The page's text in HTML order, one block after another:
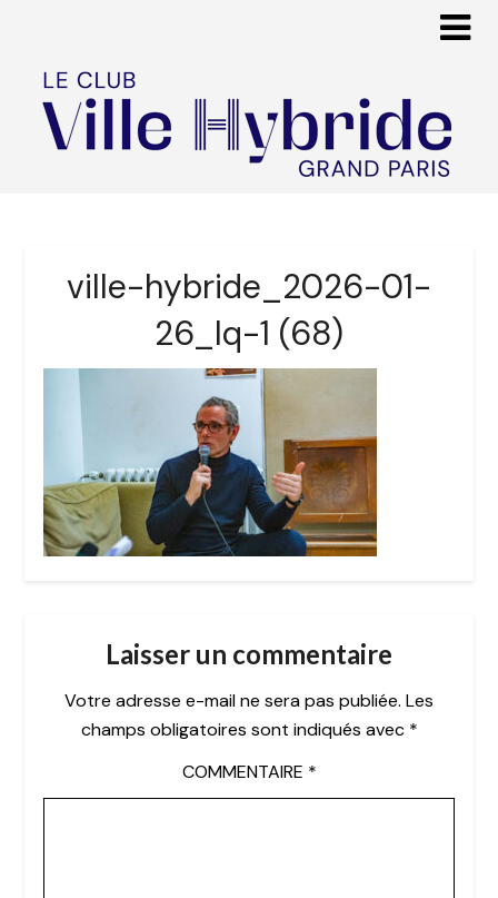
ville-hybride_2026-01-
26_lq-1 (68)
Laisser un commentaire
Votre adresse e-mail ne sera pas publiée. Les
champs obligatoires sont indiqués avec *
COMMENTAIRE *